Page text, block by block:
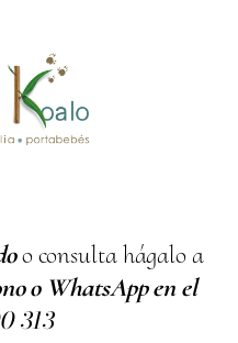
o consulta hágalo a
o WhatsApp en el
313